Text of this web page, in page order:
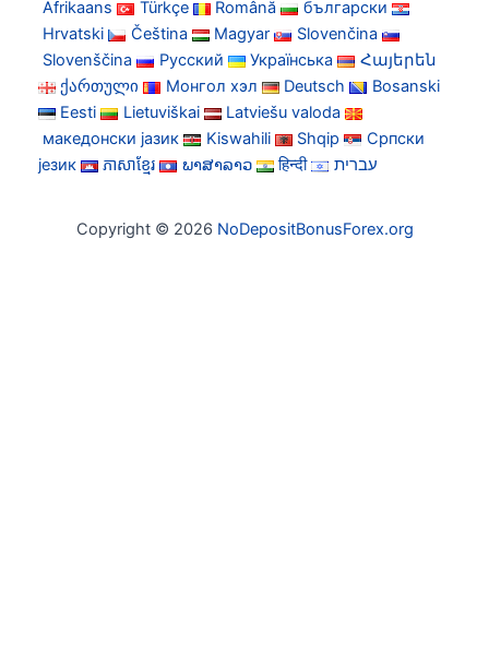
Afrikaans
Türkçe Română
български
Hrvatski
Čeština Magyar
Slovenčina
Slovenščina
Русский Українська
Հայերեն
ქართული
Монгол хэл Deutsch
Bosanski
Eesti
Lietuviškai
Latviešu valoda
македонски јазик
Kiswahili Shqip
Српски
језик
ភាសាខ្មែរ ພາສາລາວ हिन्दी עברית
Copyright © 2026 NoDepositBonusForex.org